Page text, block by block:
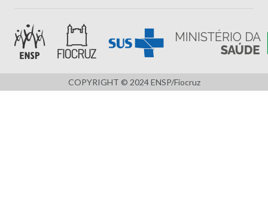
COPYRIGHT © 2024 ENSP/Fiocruz